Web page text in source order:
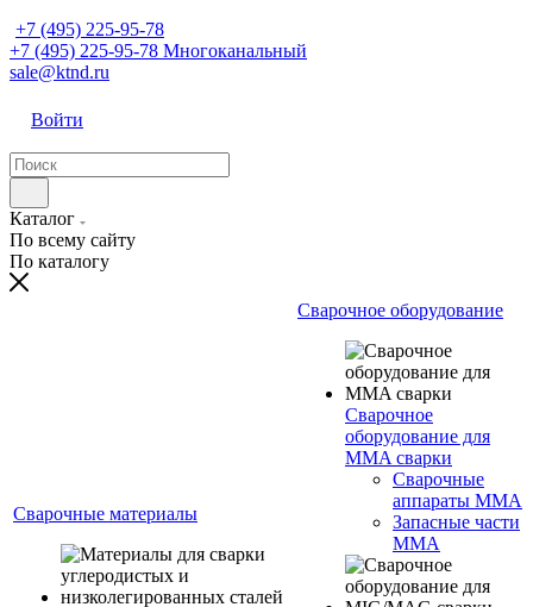
+7 (495) 225-95-78
+7 (495) 225-95-78 Многоканальный
sale@ktnd.ru
Войти
Каталог
По всему сайту
По каталогу
Сварочные материалы
Сварочное оборудование
Сварочное
оборудование для
MMA сварки
Сварочные
аппараты MMA
Запасные части
MMA